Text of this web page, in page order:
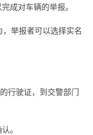
成对车辆的举报。
举报者可以选择实名
行驶证，到交警部门
。